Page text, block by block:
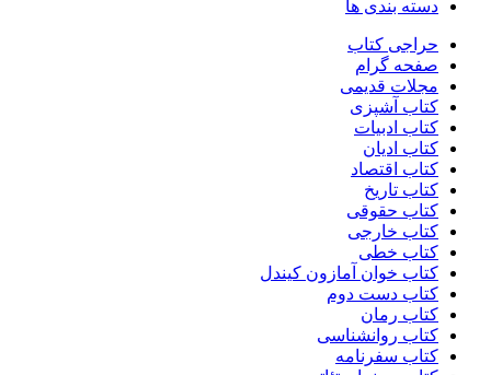
دسته بندی ها
حراجی کتاب
صفحه گرام
مجلات قدیمی
کتاب آشپزی
کتاب ادبیات
کتاب ادیان
کتاب اقتصاد
کتاب تاریخ
کتاب حقوقی
کتاب خارجی
کتاب خطی
کتاب خوان آمازون کیندل
کتاب دست دوم
کتاب رمان
کتاب روانشناسی
کتاب سفرنامه